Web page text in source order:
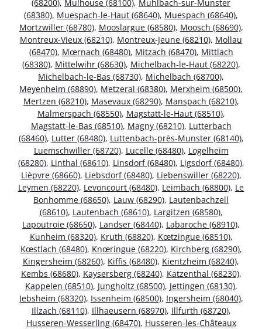
(68200), Mulhouse (68100), Muhlbach-sur-Munster
(68380), Muespach-le-Haut (68640), Muespach (68640),
Mortzwiller (68780), Mooslargue (68580), Moosch (68690),
Montreux-Vieux (68210), Montreux-Jeune (68210), Mollau
(68470), Mœrnach (68480), Mitzach (68470), Mittlach
(68380), Mittelwihr (68630), Michelbach-le-Haut (68220),
Michelbach-le-Bas (68730), Michelbach (68700),
Meyenheim (68890), Metzeral (68380), Merxheim (68500),
Mertzen (68210), Masevaux (68290), Manspach (68210),
Malmerspach (68550), Magstatt-le-Haut (68510),
Magstatt-le-Bas (68510), Magny (68210), Lutterbach
(68460), Lutter (68480), Luttenbach-près-Munster (68140),
Luemschwiller (68720), Lucelle (68480), Logelheim
(68280), Linthal (68610), Linsdorf (68480), Ligsdorf (68480),
Lièpvre (68660), Liebsdorf (68480), Liebenswiller (68220),
Leymen (68220), Levoncourt (68480), Leimbach (68800), Le
Bonhomme (68650), Lauw (68290), Lautenbachzell
(68610), Lautenbach (68610), Largitzen (68580),
Lapoutroie (68650), Landser (68440), Labaroche (68910),
Kunheim (68320), Kruth (68820), Kœtzingue (68510),
Kœstlach (68480), Knœringue (68220), Kirchberg (68290),
Kingersheim (68260), Kiffis (68480), Kientzheim (68240),
Kembs (68680), Kaysersberg (68240), Katzenthal (68230),
Kappelen (68510), Jungholtz (68500), Jettingen (68130),
Jebsheim (68320), Issenheim (68500), Ingersheim (68040),
Illzach (68110), Illhaeusern (68970), Illfurth (68720),
Husseren-Wesserling (68470), Husseren-les-Châteaux